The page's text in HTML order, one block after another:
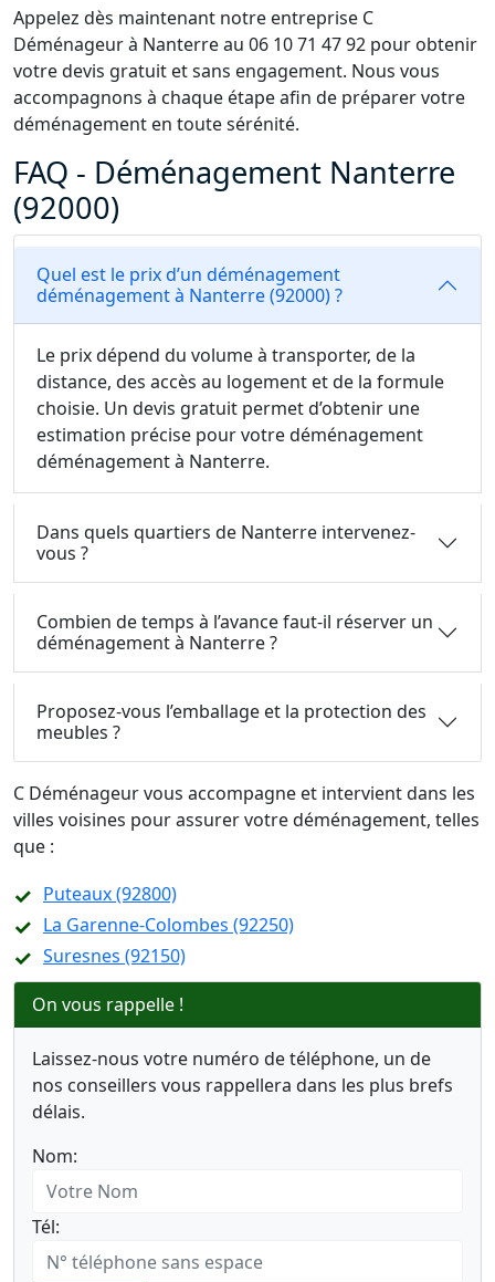
Appelez dès maintenant notre entreprise C
Déménageur à Nanterre au 06 10 71 47 92 pour obtenir
votre devis gratuit et sans engagement. Nous vous
accompagnons à chaque étape afin de préparer votre
déménagement en toute sérénité.
FAQ - Déménagement Nanterre
(92000)
Quel est le prix d’un déménagement
déménagement à Nanterre (92000) ?
Le prix dépend du volume à transporter, de la
distance, des accès au logement et de la formule
choisie. Un devis gratuit permet d’obtenir une
estimation précise pour votre déménagement
déménagement à Nanterre.
Dans quels quartiers de Nanterre intervenez-
vous ?
Combien de temps à l’avance faut-il réserver un
déménagement à Nanterre ?
Proposez-vous l’emballage et la protection des
meubles ?
C Déménageur vous accompagne et intervient dans les
villes voisines pour assurer votre déménagement, telles
que :
Puteaux (92800)
La Garenne-Colombes (92250)
Suresnes (92150)
On vous rappelle !
Laissez-nous votre numéro de téléphone, un de
nos conseillers vous rappellera dans les plus brefs
délais.
Nom:
Tél: